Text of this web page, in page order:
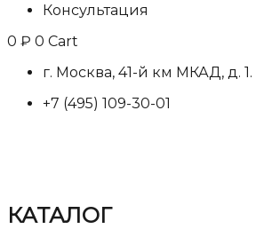
Консультация
0 ₽ 0 Cart
г. Москва, 41-й км МКАД, д. 1.
+7 (495) 109-30-01
КАТАЛОГ